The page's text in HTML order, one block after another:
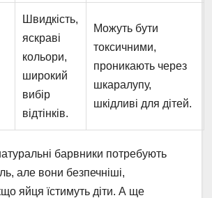
Швидкість,
яскраві
кольори,
широкий
вибір
відтінків.
Можуть бути
токсичними,
проникають через
шкаралупу,
шкідливі для дітей.
барвники потребують
але вони безпечніші,
яйця їстимуть діти. А ще